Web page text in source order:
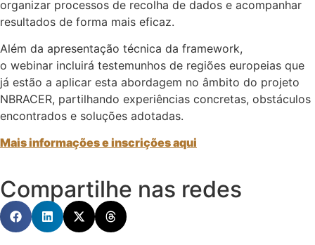
organizar processos de recolha de dados e acompanhar
resultados de forma mais eficaz.
Além da apresentação técnica da framework,
o webinar incluirá testemunhos de regiões europeias que
já estão a aplicar esta abordagem no âmbito do projeto
NBRACER, partilhando experiências concretas, obstáculos
encontrados e soluções adotadas.
Mais informações e inscrições aqui
Compartilhe nas redes